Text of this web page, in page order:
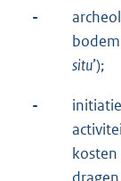
-
situ’);
-
kosten